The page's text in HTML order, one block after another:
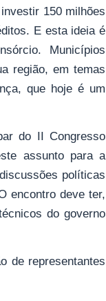
150 milhões
E esta ideia é
Municípios
região, em temas
que hoje é um
do II Congresso
assunto para a
políticas
encontro deve ter,
do governo
de representantes